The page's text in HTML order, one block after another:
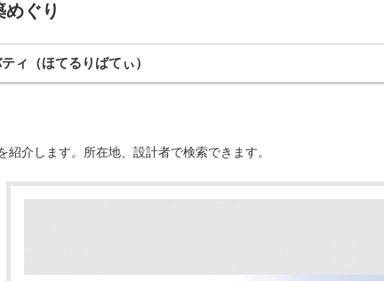
めぐり
ィ （ほてるりばてぃ）
紹介します。所在地、設計者で検索できます。